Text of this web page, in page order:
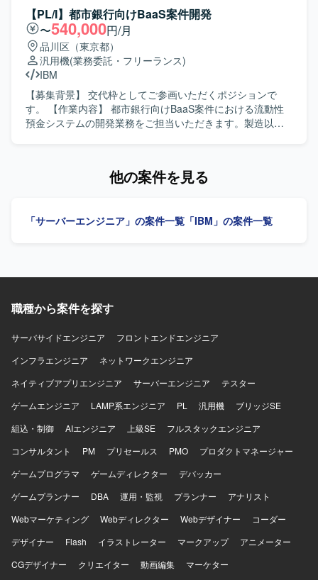
手法にも前向きに取り組んでいただける方を歓迎いたしま
す。 【ポジションの魅力】 Wi-Fi運用監視・分析という大
規模かつ今後の拡張性が高い領域で、新規構築フェーズか
ら関わることができます。 クラウドAIツールを活用した要
件定義・設計や、プロトタイプ駆動の開発手法など、モダ
ンな開発プロセスを経験していただけます。 DataBricksや
Spotfireなどのデータ分析基盤とフロントエンド技術を組み
合わせた可視化システムの構築を通じて、データ活用案件
の経験を幅広く積むことができます。 【開発環境】 AWS上
使用いたします。 ソースコード管理およびCICDにはGithub
設計、収集対象や期間、ローテーション等を整理するログ
設計、ダッシュボードやSeverityルール、対応フロー、クロ
ーズ管理、月次報告内容などを含む運用設計を実施してい
ただきます。また、Cloud Watch、Event Bridge、Alarm、
OpsItemなど各種コンポーネントの実装を行っていただきま
す。結合試験および統合試験の中で、コードを読み取りつ
つ想定通りの動作となっているかを確認し、必要に応じて
修正対応を行っていただきます。 【求める人物像】 AWS環
境での設計・構築および運用設計の経験を活かしつつ、自
み合わせた運用設計に前向きに取り組める方を歓迎しま
実装までを一貫して担うことができます。AWSネイティブ
OpsItem、OpsCenterなどのAWSネイティブサービスを中
Redmine、Lanscopeなどを利用します。
【PL/I】都市銀行向けBaaS案件開発
〜540,000円/月
品川区（東京都）
汎用機(業務委託・フリーランス)
IBM
【募集背景】 交代枠としてご参画いただくポジションで
す。 【作業内容】 都市銀行向けBaaS案件における流動性
預金システムの開発業務をご担当いただきます。製造以降
発を進めていただける方を求めています。関係者と連携し
に携わることで、大規模金融システムの知見や流動性預金
ム開発環境です。
他の案件を見る
「サーバーエンジニア」の案件一覧 「IBM」の案件一覧
職種から案件を探す
サーバサイドエンジニア
フロントエンドエンジニア
インフラエンジニア
ネットワークエンジニア
ネイティブアプリエンジニア
サーバーエンジニア
テスター
ゲームエンジニア
LAMP系エンジニア PL 汎用機
ブリッジSE
組込・制御
AIエンジニア 上級SE
フルスタックエンジニア
コンサルタント
PM プリセールス PMO
プロダクトマネージャー
ゲームプログラマ
ゲームディレクター
デバッカー
ゲームプランナー
DBA 運用・監視 プランナー
アナリスト
Webマーケティング
Webディレクター Webデザイナー
コーダー
デザイナー
Flash イラストレーター マークアップ
アニメーター
CGデザイナー
クリエイター 動画編集
マーケター